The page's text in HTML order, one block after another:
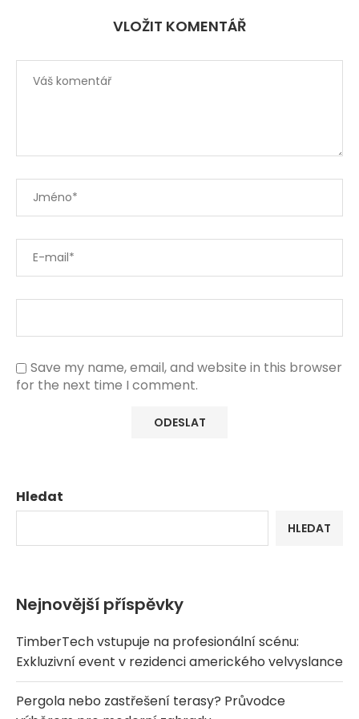
VLOŽIT KOMENTÁŘ
Save my name, email, and website in this browser
for the next time I comment.
Hledat
HLEDAT
Nejnovější příspěvky
TimberTech vstupuje na profesionální scénu:
Exkluzivní event v rezidenci amerického velvyslance
Pergola nebo zastřešení terasy? Průvodce